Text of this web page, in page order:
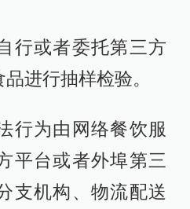
行或者委托第三方
进行抽样检验。
行为由网络餐饮服
平台或者外埠第三
支机构、物流配送